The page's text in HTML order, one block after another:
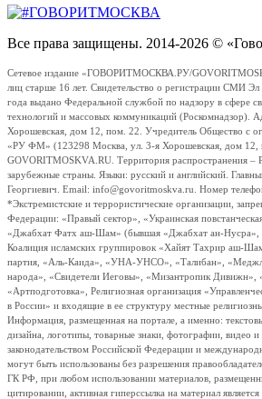
Все права защищены. 2014-2026 ©
Сетевое издание «ГОВОРИТМОСКВА.РУ/
лиц старше 16 лет. Свидетельство о регистрации СМИ
года выдано Федеральной службой по надзору в сфере
технологий и массовых коммуникаций (Роскомнадзор).
Хорошевская, дом 12, пом. 22. Учредитель Общество с
«РУ ФМ» (123298 Москва, ул. 3-я Хорошевская, дом 12,
GOVORITMOSKVA.RU. Территория распространения –
зарубежные страны. Языки: русский и английский.
Георгиевич. Email: info@govoritmoskva.ru. Номер
*Экстремистские и террористические организации,
Федерации: «Правый сектор», «Украинская
«Джабхат Фатх аш-Шам» (бывшая «Джабхат ан-Нусра»,
Коалиция исламских группировок «Хайят Тахрир аш-
партия, «Аль-Каида», «УНА-УНСО», «Талибан»,
народа», «Свидетели Иеговы», «Мизантропик Дивижн»,
«Артподготовка», Религиозная организация
в России» и входящие в ее структуру местные
Информация, размещенная на портале, а именно:
дизайна, логотипы, товарные знаки, фотографии, видео
законодательством Российской Федерации и
могут быть использованы без разрешения
ГК РФ, при любом использовании материалов,
цитировании, активная гиперссылка на материал